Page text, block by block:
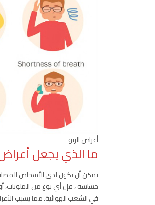
أعراض الربو
ما الذي يجعل
يمكن أن يكون لدى الأشخاص
حساسة ، فإن أي نوع من الملوثات،
في الشعب الهوائية. مما يسبب